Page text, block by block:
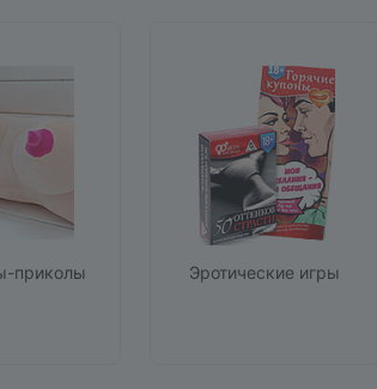
приколы Эротические игры